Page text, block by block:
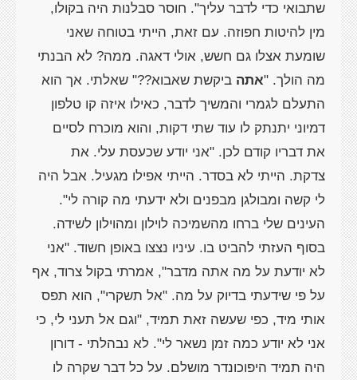
שתבואי כדי לדבר עליך". חוסר סבלנות היה בקולו,
מין להיטות חפוזה. עם זאת, הייתי בטוחה שאני
שומעת אצלו גם חשש, אולי דאגה. ממה? לא הבנתי
מה הולך. "אתה ביקשת שאבוא??" שאלתי. אך הוא
התעלם לגמרי והמשיך לדבר, כאילו איזה קו טלפון
דמיוני יתנתק לו עוד שתי דקות, והוא מוכרח לסיים
את דבריו קודם לכן. "אני יודע שכעסת עלי. את
צדקת. הייתי לא בסדר. הייתי אפילו מגעיל. אבל היה
לי קשה ומבולגן מבפנים ולא ידעתי מה קורה לי".
העינים שלי ברחו מהשמיכה לוילון ומהוילון לשידה.
בסוף העזתי להביט בו. עיניו נצצו באופן חשוד. "אני
לא יודעת על מה אתה מדבר", אמרתי בקול צרוד, אף
על פי שידעתי בדיוק על מה. "אל תשקרי", הוא תפס
אותי מיד, כפי שעשה זאת תמיד, "וגם אל תעני לי, כי
אני לא יודע כמה זמן נשאר לי". לא נבהלתי - דורון
היה תמיד היפוכונדר מושלם. על כל דבר שקרה לו